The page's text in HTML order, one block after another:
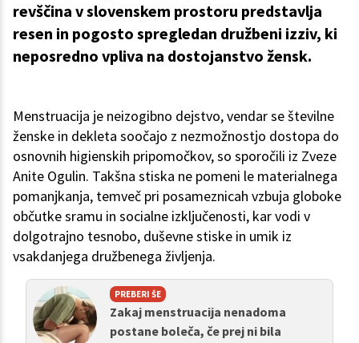
revščina v slovenskem prostoru predstavlja
resen in pogosto spregledan družbeni izziv, ki
neposredno vpliva na dostojanstvo žensk.
Menstruacija je neizogibno dejstvo, vendar se številne
ženske in dekleta soočajo z nezmožnostjo dostopa do
osnovnih higienskih pripomočkov, so sporočili iz Zveze
Anite Ogulin. Takšna stiska ne pomeni le materialnega
pomanjkanja, temveč pri posameznicah vzbuja globoke
občutke sramu in socialne izključenosti, kar vodi v
dolgotrajno tesnobo, duševne stiske in umik iz
vsakdanjega družbenega življenja.
PREBERI ŠE
Zakaj menstruacija nenadoma
postane boleča, če prej ni bila